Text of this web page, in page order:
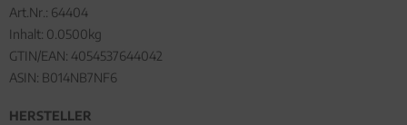
Art.Nr.: 64404
Inhalt: 0.0500kg
GTIN/EAN: 4054537644042
ASIN: B014NB7NF6
HERSTELLER